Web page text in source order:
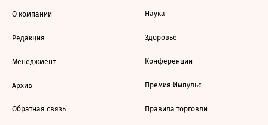
О компании
Редакция
Менеджмент
Архив
Обратная связь
Наука
Здоровье
Конференции
Премия Импульс
Правила торговли